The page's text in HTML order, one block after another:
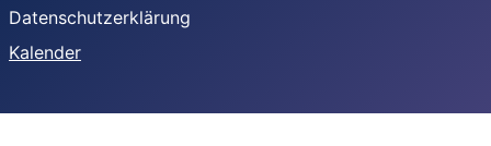
Datenschutzerklärung
Kalender